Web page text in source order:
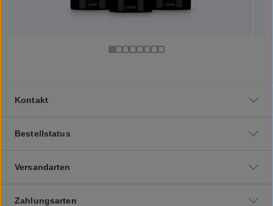
Kontakt
Bestellstatus
Versandarten
Zahlungsarten